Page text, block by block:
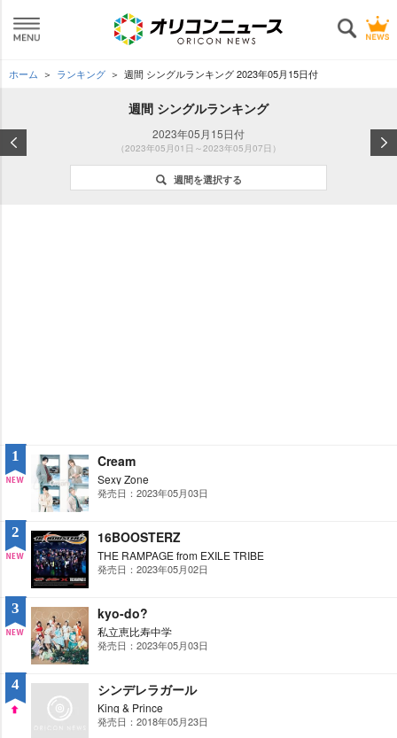
ホーム ランキング 週間 シングルランキング 2023年05月15日付
週間 シングルランキング
2023年05月15日付
（2023年05月01日～2023年05月07日）
週間を選択する
1
W
Cream
Sexy Zone
発売日：2023年05月03日
2
W
16BOOSTERZ
THE RAMPAGE from EXILE TRIBE
発売日：2023年05月02日
3
W
kyo-do?
私立恵比寿中学
発売日：2023年05月03日
4 シンデレラガール
King & Prince
発売日：2018年05月23日